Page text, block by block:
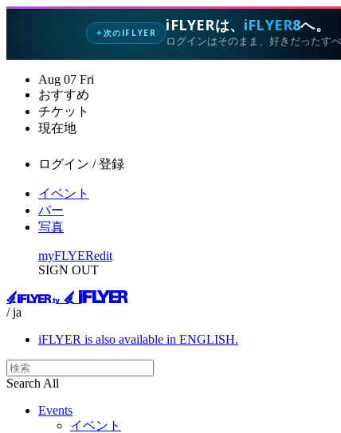
✦次のIFLYER iFLYERは、 iFLYER8へ。
ログインはそのまま、好きだったす
Aug 07 Fri
おすすめ
チケット
現在地
ログイン / 登録
イベント
バー
写真
myFLYERedit
SIGN OUT
/ ja
iFLYER is also available in ENGLISH.
Search All
Events
イベント